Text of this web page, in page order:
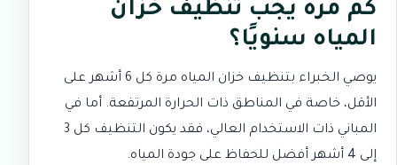
كم مرة يجب تنظيف خزان
المياه سنويًا؟
يوصي الخبراء بتنظيف خزان المياه مرة كل 6 أشهر على
الأقل، خاصة في المناطق ذات الحرارة المرتفعة. أما في
المباني ذات الاستخدام العالي، فقد يكون التنظيف كل 3
إلى 4 أشهر أفضل للحفاظ على جودة المياه.